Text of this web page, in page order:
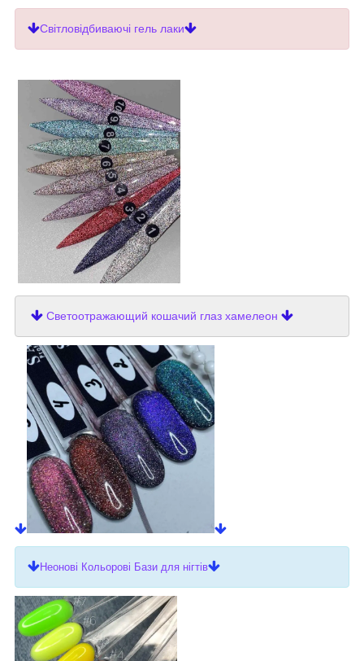
Світловідбиваючі гель лаки
Светоотражающий кошачий глаз хамелеон
Неонові Кольорові Бази для нігтів